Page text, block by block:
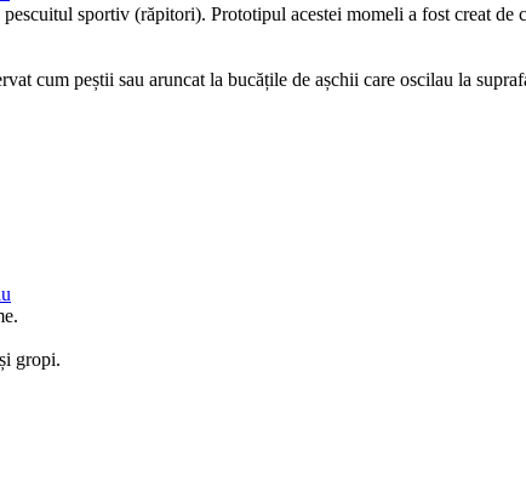
sportiv (răpitori). Prototipul acestei momeli a fost creat de
cum peștii sau aruncat la bucățile de așchii care oscilau la
gropi.